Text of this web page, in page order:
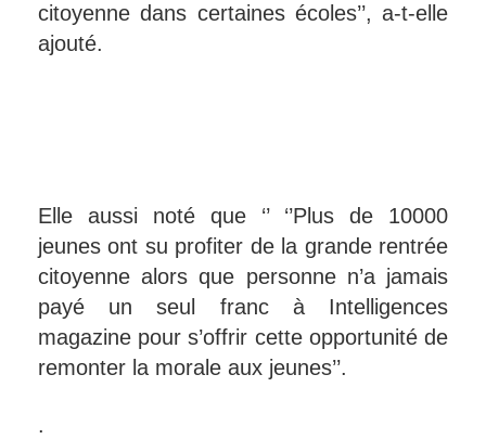
citoyenne dans certaines écoles’’, a-t-elle
ajouté.
Elle aussi noté que ‘’ ‘’Plus de 10000
jeunes ont su profiter de la grande rentrée
citoyenne alors que personne n’a jamais
payé un seul franc à Intelligences
magazine pour s’offrir cette opportunité de
remonter la morale aux jeunes’’.
.